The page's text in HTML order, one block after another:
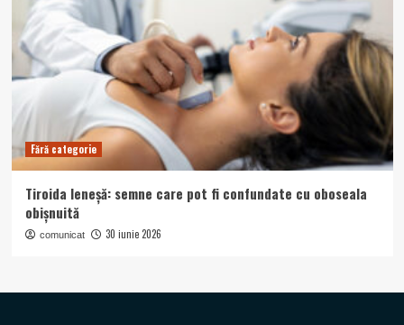
Fără categorie
Tiroida leneșă: semne care pot fi confundate cu oboseala
obișnuită
comunicat 30 iunie 2026